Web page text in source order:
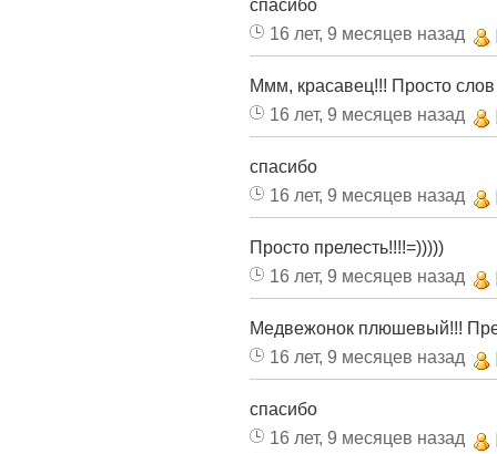
спасибо
16 лет, 9 месяцев назад
Ммм, красавец!!! Просто слов
16 лет, 9 месяцев назад
спасибо
16 лет, 9 месяцев назад
Просто прелесть!!!!=)))))
16 лет, 9 месяцев назад
Медвежонок плюшевый!!!
16 лет, 9 месяцев назад
спасибо
16 лет, 9 месяцев назад